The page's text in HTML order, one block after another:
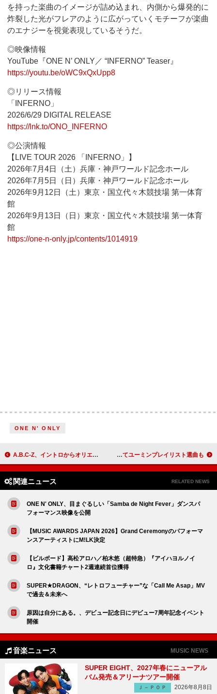
を持った楽曲のイメージが詰め込まれ、内側から爆発的に
炸裂した光がフレアのように広がっていくモチーフが楽曲
のエナジーを視覚表現しているそうだ。
◎映像情報
YouTube『ONE N’ ONLY／ “INFERNO” Teaser』
https://youtu.be/oWC9xQxUpp8
◎リリース情報
「INFERNO」
2026/6/29 DIGITAL RELEASE
https://lnk.to/ONO_INFERNO
◎公演情報
【LIVE TOUR 2026 「INFERNO」】
2026年7月4日（土）兵庫・神戸ワールド記念ホール
2026年7月5日（日）兵庫・神戸ワールド記念ホール
2026年9月12日（土）東京・国立代々木競技場 第一体育
館
2026年9月13日（日）東京・国立代々木競技場 第一体育
館
https://one-n-only.jp/contents/1014919
ONE N' ONLY
A.B.C-Z、イントロからオリエンタルな空気が漂う「マジマジック」先行配信へ 3rd EP『THE WAY』リード曲 松任谷由実×秋元康、“ガチトーク番組”で対談＆秋元が作詞家としてユーミンプレイリスト選曲も
関連ニュース RELATED NEWS
ONE N' ONLY、目まぐるしい「Samba de Night Fever」ダンスパ
フォーマンス映像を公開
【MUSIC AWARDS JAPAN 2026】Grand Ceremonyのパフォーマ
ンスアーティストにM!LK決定
【ビルボード】高松アロハ／柏木悠（超特急）『アイハヨルノイ
ロ』文化書籍チャート2週連続首位獲得
SUPER★DRAGON、“レトロフューチャー”な「Call Me Asap」MV
で過去＆未来へ
原因は自分にある。、デビュー記念日にデビュー7周年記念イベント
開催
音楽ニュース MUSIC NEWS
SUPER EIGHT、2027年春にニューアル
バム発売＆アリーナツアー開催
Ｊ－ＰＯＰ 2026年8月8日